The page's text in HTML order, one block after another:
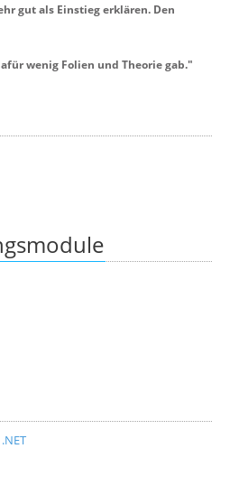
gut als Einstieg erklären. Den
wenig Folien und Theorie gab."